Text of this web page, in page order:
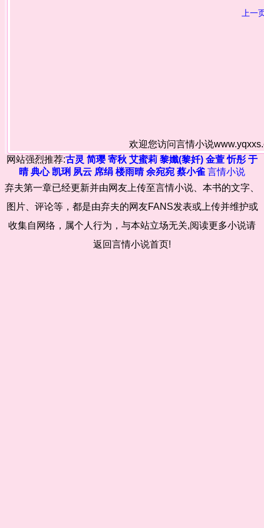
上一
欢迎您访问言情小说
网站强烈推荐:古灵 简璎 寄秋 艾蜜莉 黎孅(黎奷) 金萱 忻彤 于
晴 典心 凯琍 夙云 席绢 楼雨晴 余宛宛 蔡小雀 言情小说
弃夫第一章已经更新并由网友上传至言情小说、本书的文字、
图片、评论等，都是由弃夫的网友FANS发表或上传并维护或
收集自网络，属个人行为，与本站立场无关,阅读更多小说请
返回言情小说首页!